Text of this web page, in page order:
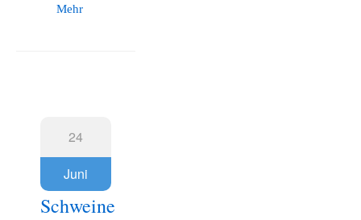
Mehr
24
Juni
Schweine